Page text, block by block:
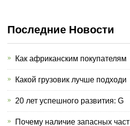
Последние Новости
Как африканским покупателям
Какой грузовик лучше подходи
20 лет успешного развития: G
Почему наличие запасных част